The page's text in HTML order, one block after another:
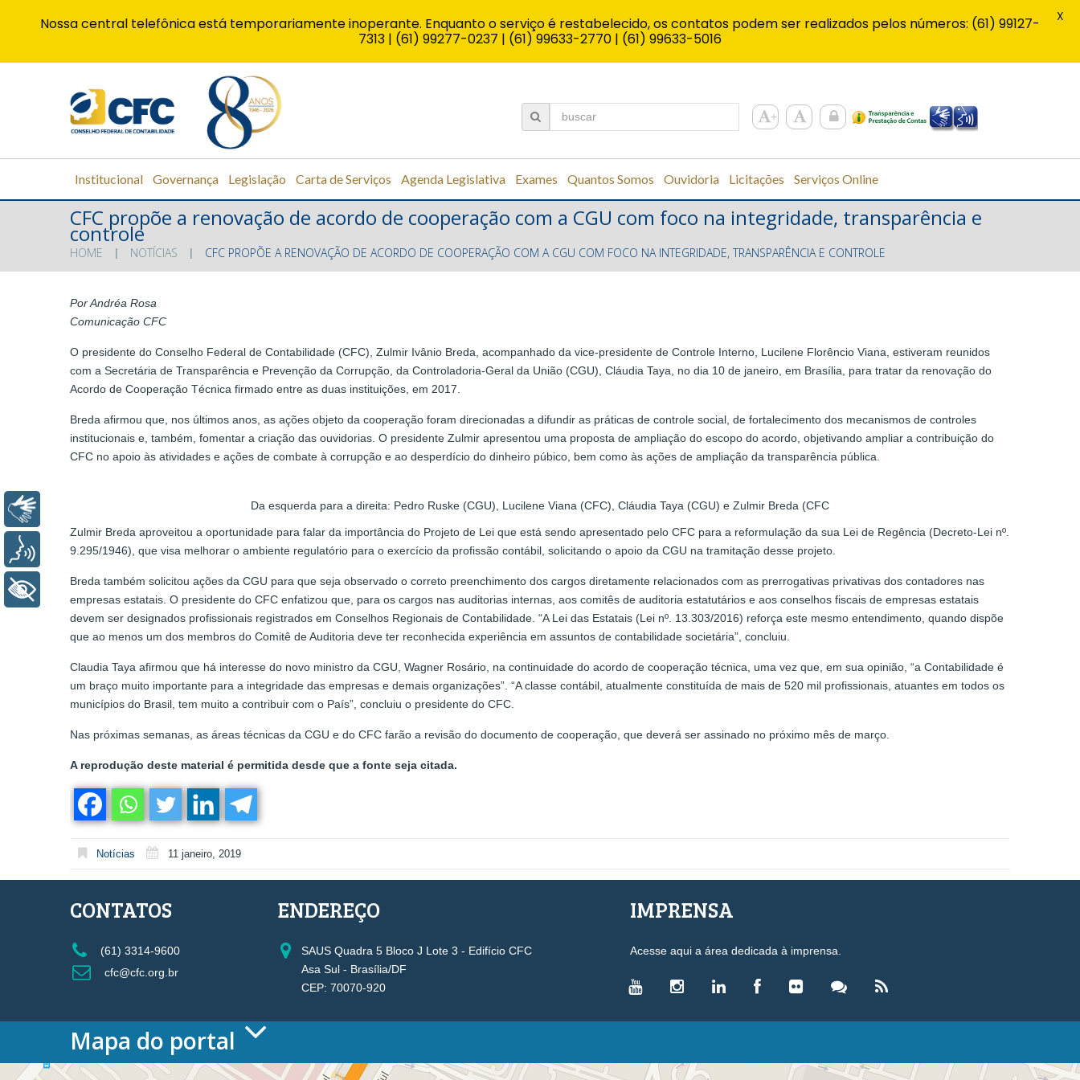
Institucional Governança Legislação Carta de Serviços Agenda Legislativa Exames Quantos Somos Ouvidoria Licitações Serviços Online
CFC propõe a renovação de acordo de cooperação com a CGU com foco na integridade, transparência e
controle
HOME NOTÍCIAS CFC PROPÕE A RENOVAÇÃO DE ACORDO DE COOPERAÇÃO COM A CGU COM FOCO NA INTEGRIDADE, TRANSPARÊNCIA E CONTROLE
Por Andréa Rosa
Comunicação CFC
O presidente do Conselho Federal de Contabilidade (CFC), Zulmir Ivânio Breda, acompanhado da vice-presidente de Controle Interno, Lucilene Florêncio Viana, estiveram reunidos
com a Secretária de Transparência e Prevenção da Corrupção, da Controladoria-Geral da União (CGU), Cláudia Taya, no dia 10 de janeiro, em Brasília, para tratar da renovação do
Acordo de Cooperação Técnica firmado entre as duas instituições, em 2017.
Breda afirmou que, nos últimos anos, as ações objeto da cooperação foram direcionadas a difundir as práticas de controle social, de fortalecimento dos mecanismos de controles
institucionais e, também, fomentar a criação das ouvidorias. O presidente Zulmir apresentou uma proposta de ampliação do escopo do acordo, objetivando ampliar a contribuição do
CFC no apoio às atividades e ações de combate à corrupção e ao desperdício do dinheiro púbico, bem como às ações de ampliação da transparência pública.
Da esquerda para a direita: Pedro Ruske (CGU), Lucilene Viana (CFC), Cláudia Taya (CGU) e Zulmir Breda (CFC
Zulmir Breda aproveitou a oportunidade para falar da importância do Projeto de Lei que está sendo apresentado pelo CFC para a reformulação da sua Lei de Regência (Decreto-Lei nº.
9.295/1946), que visa melhorar o ambiente regulatório para o exercício da profissão contábil, solicitando o apoio da CGU na tramitação desse projeto.
Breda também solicitou ações da CGU para que seja observado o correto preenchimento dos cargos diretamente relacionados com as prerrogativas privativas dos contadores nas
empresas estatais. O presidente do CFC enfatizou que, para os cargos nas auditorias internas, aos comitês de auditoria estatutários e aos conselhos fiscais de empresas estatais
devem ser designados profissionais registrados em Conselhos Regionais de Contabilidade. “A Lei das Estatais (Lei nº. 13.303/2016) reforça este mesmo entendimento, quando dispõe
que ao menos um dos membros do Comitê de Auditoria deve ter reconhecida experiência em assuntos de contabilidade societária”, concluiu.
Claudia Taya afirmou que há interesse do novo ministro da CGU, Wagner Rosário, na continuidade do acordo de cooperação técnica, uma vez que, em sua opinião, “a Contabilidade é
um braço muito importante para a integridade das empresas e demais organizações”. “A classe contábil, atualmente constituída de mais de 520 mil profissionais, atuantes em todos os
municípios do Brasil, tem muito a contribuir com o País”, concluiu o presidente do CFC.
Nas próximas semanas, as áreas técnicas da CGU e do CFC farão a revisão do documento de cooperação, que deverá ser assinado no próximo mês de março.
A reprodução deste material é permitida desde que a fonte seja citada.
Notícias 11 janeiro, 2019
CONTATOS
(61) 3314-9600
cfc@cfc.org.br
ENDEREÇO
SAUS Quadra 5 Bloco J Lote 3 - Edifício CFC
Asa Sul - Brasília/DF
CEP: 70070-920
IMPRENSA
Acesse aqui a área dedicada à imprensa.
Mapa do portal
HOME
VICE-PRESIDÊNCIAS LEGISLAÇÃO
Nossa central telefônica está temporariamente inoperante. Enquanto o serviço é restabelecido, os contatos podem ser realizados pelos números: (61) 99127-
7313 | (61) 99277-0237 | (61) 99633-2770 | (61) 99633-5016
X
Voz
+ Acessibilidade